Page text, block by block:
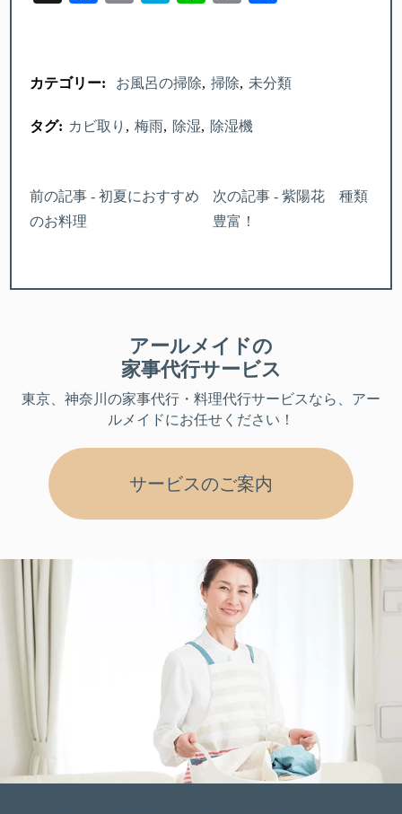
カテゴリー: お風呂の掃除 掃除 未分類
タグ: カビ取り 梅雨 除湿 除湿機
前の記事 - 初夏におすすめ
のお料理
次の記事 - 紫陽花 種類
豊富！
アールメイドの
家事代行サービス
東京、神奈川 の家事代行・料理代行サービスなら、アー
ルメイドにお任せください！
サービスのご案内